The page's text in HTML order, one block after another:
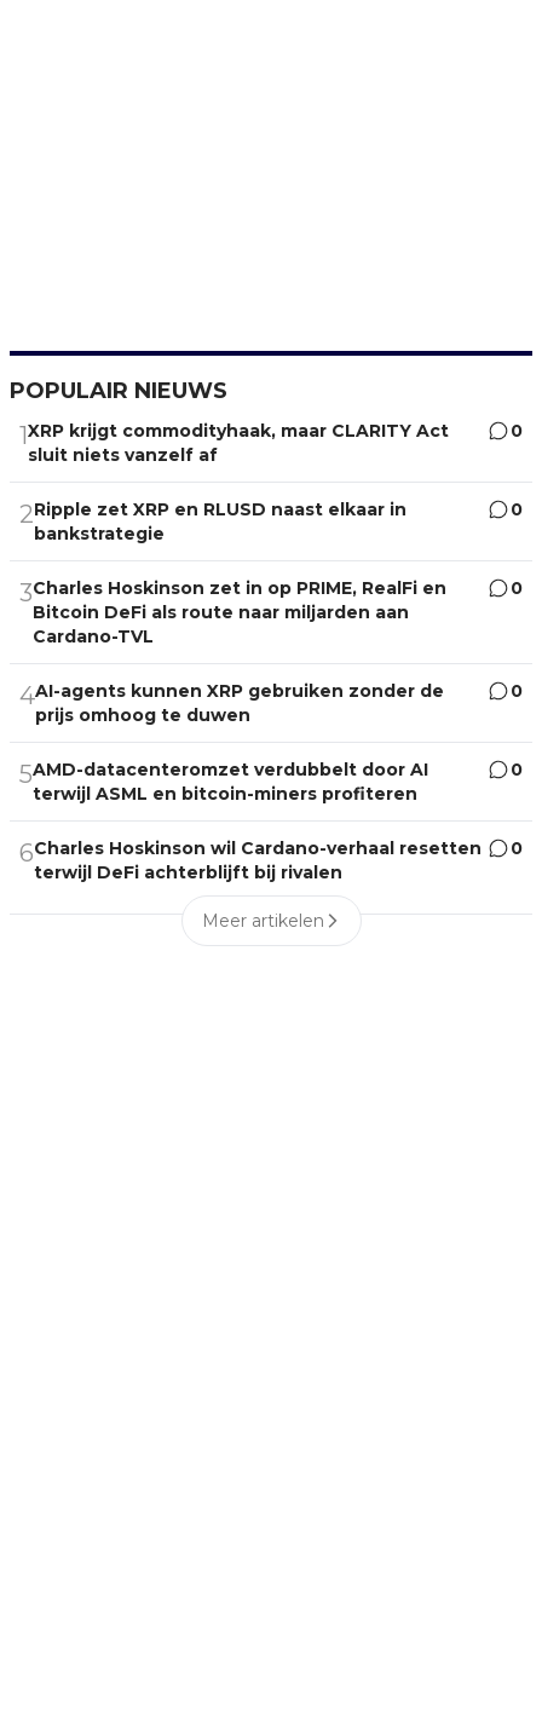
POPULAIR NIEUWS
1XRP krijgt commodityhaak, maar CLARITY Act
sluit niets vanzelf af
0
2Ripple zet XRP en RLUSD naast elkaar in
bankstrategie
0
3Charles Hoskinson zet in op PRIME, RealFi en
Bitcoin DeFi als route naar miljarden aan
Cardano-TVL
0
4AI-agents kunnen XRP gebruiken zonder de
prijs omhoog te duwen
0
5AMD-datacenteromzet verdubbelt door AI
terwijl ASML en bitcoin-miners profiteren
0
6Charles Hoskinson wil Cardano-verhaal resetten
terwijl DeFi achterblijft bij rivalen
0
Meer artikelen